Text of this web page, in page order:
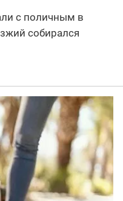
с поличным в
собирался